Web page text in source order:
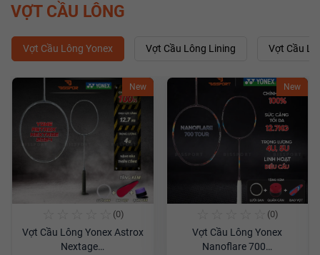
VỢT CẦU LÔNG
Vợt Cầu Lông Yonex Vợt Cầu Lông Lining Vợt Cầu
New
(0)
Vợt Cầu Lông Yonex Astrox
Nextage…
New
(0)
Vợt Cầu Lông Yonex
Nanoflare 700…